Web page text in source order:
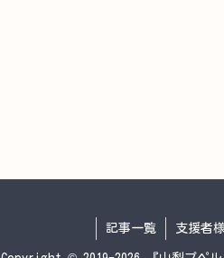
記事一覧 支援者